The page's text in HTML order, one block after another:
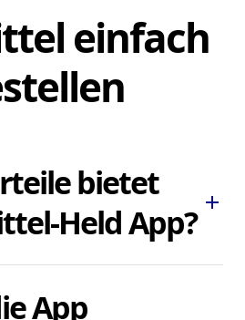
einfach
bietet
Held App? add
Pflegehilfsmittel
App